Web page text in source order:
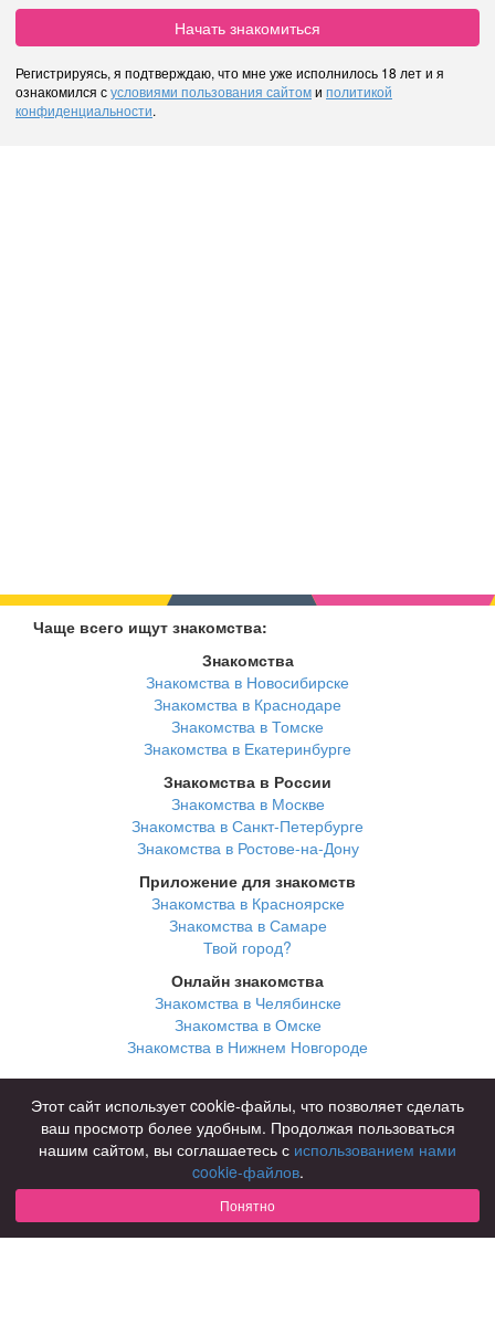
Начать знакомиться
Регистрируясь, я подтверждаю, что мне уже исполнилось 18 лет и я
ознакомился сусловиями пользования сайтоми политикой
конфиденциальности.
Чаще всего ищут знакомства:
Знакомства
Знакомства в Новосибирске
Знакомства в Краснодаре
Знакомства в Томске
Знакомства в Екатеринбурге
Знакомства в России
Знакомства в Москве
Знакомства в Санкт-Петербурге
Знакомства в Ростове-на-Дону
Приложение для знакомств
Знакомства в Красноярске
Знакомства в Самаре
Твой город?
Онлайн знакомства
Знакомства в Челябинске
Знакомства в Омске
Знакомства в Нижнем Новгороде
Для чего
для брака и создания семьи
для любви и с/о
для дружбы
для взрослых
В возрасте
за 40 лет
Этот сайт использует cookie-файлы, что позволяет сделать
ваш просмотр более удобным. Продолжая пользоваться
нашим сайтом, вы соглашаетесь с использованием нами
cookie-файлов.
Понятно